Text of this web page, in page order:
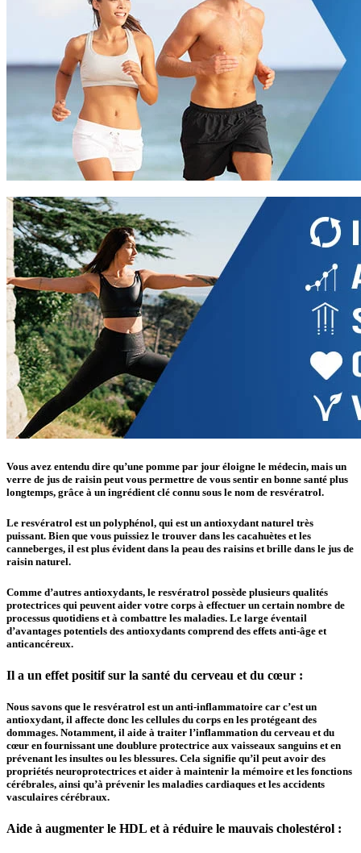
Vous avez entendu dire qu’une pomme par jour éloigne le médecin, mais un
verre de jus de raisin peut vous permettre de vous sentir en bonne santé plus
longtemps, grâce à un ingrédient clé connu sous le nom de resvératrol.
Le resvératrol est un polyphénol, qui est un antioxydant naturel très
puissant. Bien que vous puissiez le trouver dans les cacahuètes et les
canneberges, il est plus évident dans la peau des raisins et brille dans le jus de
raisin naturel.
Comme d’autres antioxydants, le resvératrol possède plusieurs qualités
protectrices qui peuvent aider votre corps à effectuer un certain nombre de
processus quotidiens et à combattre les maladies. Le large éventail
d’avantages potentiels des antioxydants comprend des effets anti-âge et
anticancéreux.
Il a un effet positif sur la santé du cerveau et du cœur :
Nous savons que le resvératrol est un anti-inflammatoire car c’est un
antioxydant, il affecte donc les cellules du corps en les protégeant des
dommages. Notamment, il aide à traiter l’inflammation du cerveau et du
cœur en fournissant une doublure protectrice aux vaisseaux sanguins et en
prévenant les insultes ou les blessures. Cela signifie qu’il peut avoir des
propriétés neuroprotectrices et aider à maintenir la mémoire et les fonctions
cérébrales, ainsi qu’à prévenir les maladies cardiaques et les accidents
vasculaires cérébraux.
Aide à augmenter le HDL et à réduire le mauvais cholestérol :